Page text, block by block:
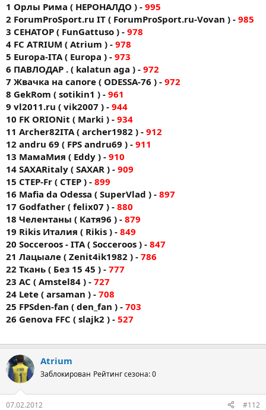
1 Орлы Рима ( НЕРОНАЛДО ) - 995
2 ForumProSport.ru IT ( ForumProSport.ru-Vovan ) - 985
3 СЕНАТОР ( FunGattuso ) - 978
4 FC АTRIUM ( Atrium ) - 978
5 Europa-ITA ( Europa ) - 973
6 ПАВЛОДАР . ( kalatun aga ) - 972
7 Жвачка на сапоге ( ODESSA-76 ) - 972
8 GekRom ( sotikin1 ) - 961
9 vl2011.ru ( vik2007 ) - 944
10 FK ORIONit ( Markі ) - 934
11 Archer82ITA ( archer1982 ) - 912
12 andru 69 ( FPS andru69 ) - 911
13 МамаМия ( Eddy ) - 910
14 SAXARitaly ( SAXAR ) - 909
15 CTEP-Fr ( CTEP ) - 899
16 Mafia da Odessa ( SuperVlad ) - 897
17 Godfather ( felix07 ) - 880
18 Челентаны ( Катя96 ) - 879
19 Rikis Италия ( Rikis ) - 849
20 Socceroos - ITA ( Socceroos ) - 847
21 Лацыале ( Zenit4ik1982 ) - 786
22 Ткань ( Без 15 45 ) - 777
23 AC ( Amstel84 ) - 727
24 Lete ( arsaman ) - 708
25 FPSden-fan ( den_fan ) - 703
26 Genova FFC ( slajk2 ) - 527
Atrium
Заблокирован Рейтинг сезона: 0
07.02.2012 #112